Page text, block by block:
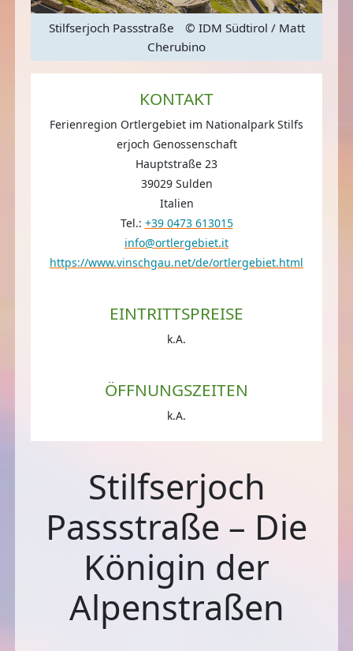
Stilfserjoch Passstraße
© IDM Südtirol / Matt
Cherubino
KONTAKT
Ferienregion Ortlergebiet im Nationalpark Stilfs
erjoch Genossenschaft
Hauptstraße 23
39029 Sulden
Italien
Tel.: +39 0473 613015
info@ortlergebiet.it
https://www.vinschgau.net/de/ortlergebiet.html
EINTRITTSPREISE
k.A.
ÖFFNUNGSZEITEN
k.A.
Stilfserjoch
Passstraße – Die
Königin der
Alpenstraßen